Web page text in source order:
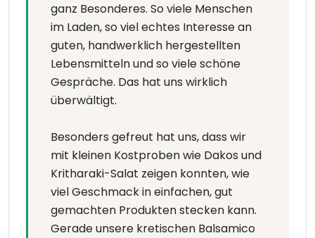
ganz Besonderes. So viele Menschen
im Laden, so viel echtes Interesse an
guten, handwerklich hergestellten
Lebensmitteln und so viele schöne
Gespräche. Das hat uns wirklich
überwältigt.
Besonders gefreut hat uns, dass wir
mit kleinen Kostproben wie Dakos und
Kritharaki-Salat zeigen konnten, wie
viel Geschmack in einfachen, gut
gemachten Produkten stecken kann.
Gerade unsere kretischen Balsamico